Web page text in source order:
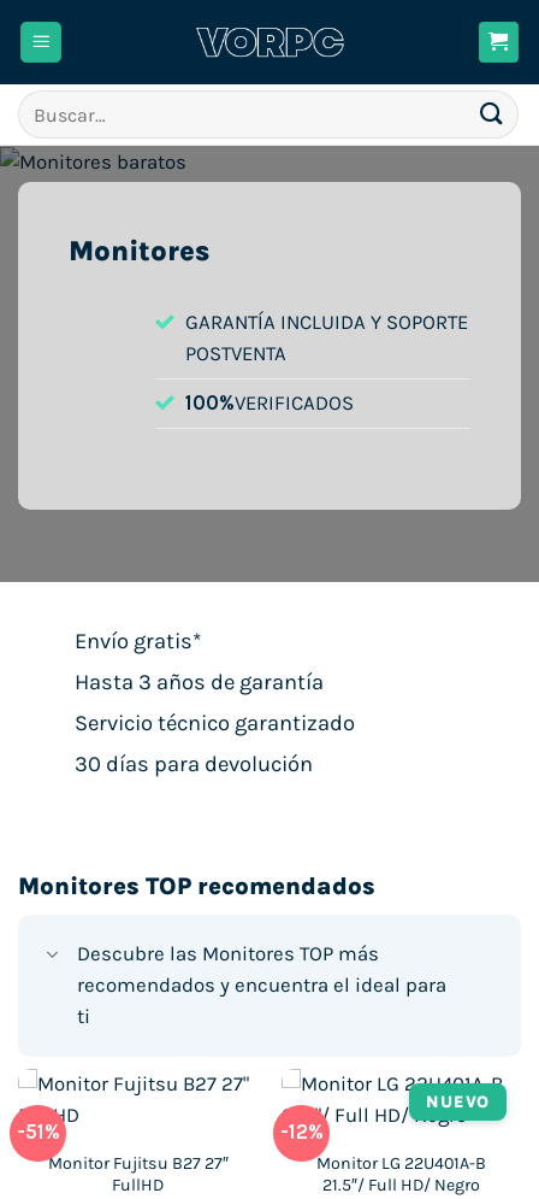
Buscar
por:
Monitores
GARANTÍA INCLUIDA Y SOPORTE
POSTVENTA
100%VERIFICADOS
Envío gratis*
Hasta 3 años de garantía
Servicio técnico garantizado
30 días para devolución
Monitores TOP recomendados
Descubre las Monitores TOP más
recomendados y encuentra el ideal para
ti
-51%
Monitor Fujitsu B27 27″
FullHD
-12%
NUEVO
Monitor LG 22U401A-B
21.5″/ Full HD/ Negro